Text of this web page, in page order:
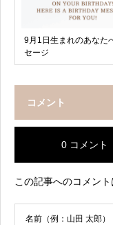
9月1日生まれのあなた
セージ
コメント
0 コメント
この記事へのコメント
名前（例：山田 太郎）